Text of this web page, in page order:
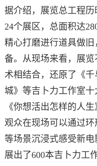
据介绍，展览总工程历
24个展区，总面积达
精心打磨进行道具做
备。从现场来看，展
术相结合，还原了《
城》等吉卜力工作室
《你想活出怎样的人
观众在现场可以通过
等场景沉浸式感受新
展出了600本吉卜力工